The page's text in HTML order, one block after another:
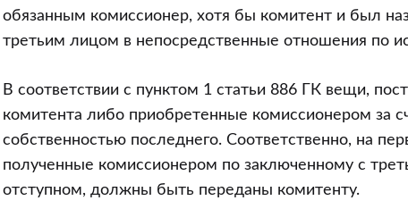
товаров),
прекращающего
обязательство
комитента
и
третьего
лица?
обязанным комиссионер, хотя бы комитент и был
третьим лицом в непосредственные отношения по
В соответствии с пунктом 1 статьи 886 ГК вещи,
комитента либо приобретенные комиссионером за
собственностью последнего. Соответственно, на
полученные комиссионером по заключенному с
отступном, должны быть переданы комитенту.